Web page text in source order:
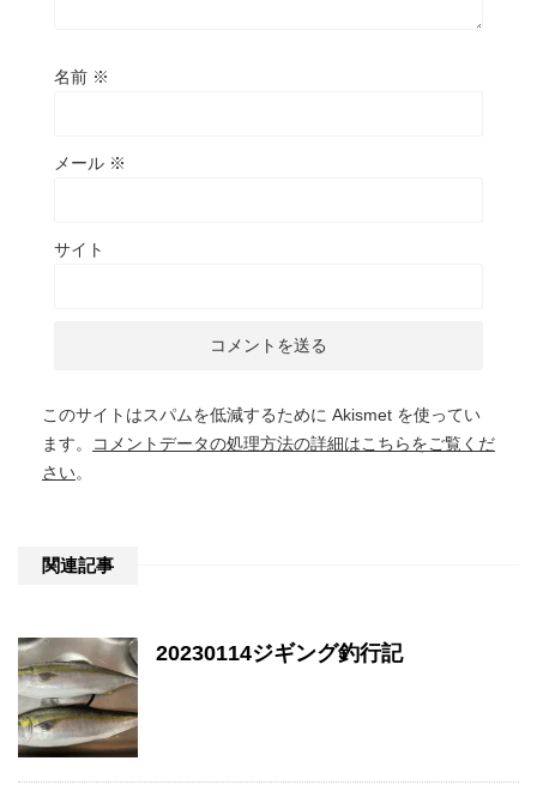
名前 ※
メール ※
サイト
このサイトはスパムを低減するために Akismet を使ってい
ます。
コメントデータの処理方法の詳細はこちらをご覧くだ
さい。
関連記事
20230114ジギング釣行記